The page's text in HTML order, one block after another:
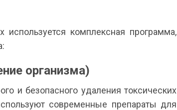
используется комплексная программа,
организма)
и безопасного удаления токсических
современные препараты для